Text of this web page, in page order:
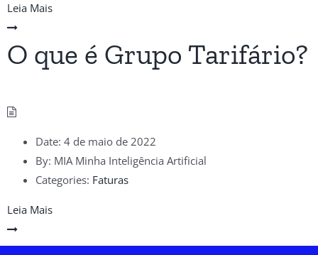
Leia Mais
O que é Grupo Tarifário?
Date: 4 de maio de 2022
By: MIA Minha Inteligência Artificial
Categories: Faturas
Leia Mais